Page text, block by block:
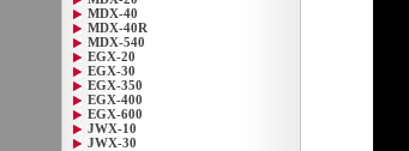
MDX-40
MDX-40R
MDX-540
EGX-20
EGX-30
EGX-350
EGX-400
EGX-600
JWX-10
JWX-30